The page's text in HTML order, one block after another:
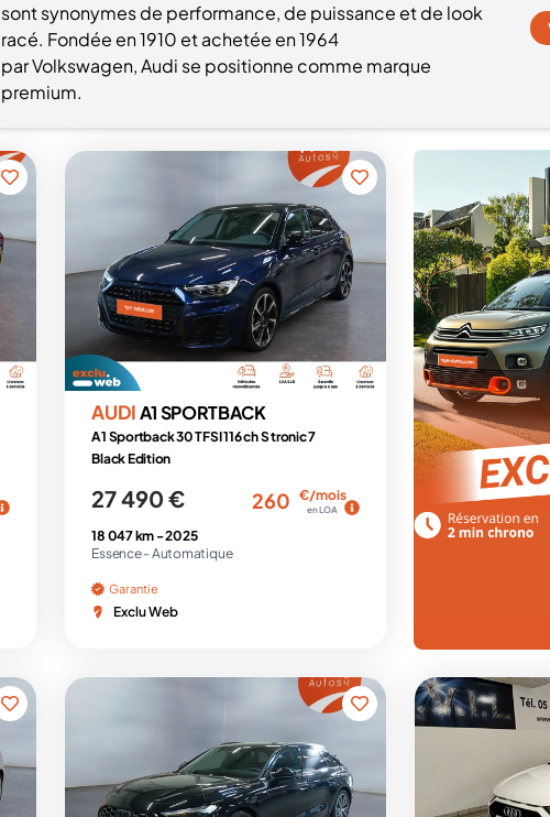
sont synonymes de performance, de puissance et de look
racé. Fondée en 1910 et achetée en 1964
par Volkswagen, Audi se positionne comme marque
premium.
AUDIA1 SPORTBACK
A1 Sportback 30 TFSI 116 ch S tronic 7
Black Edition
27 490 € 260 €/mois
en LOA
18 047 km -2025
Essence - Automatique
Garantie
Exclu Web